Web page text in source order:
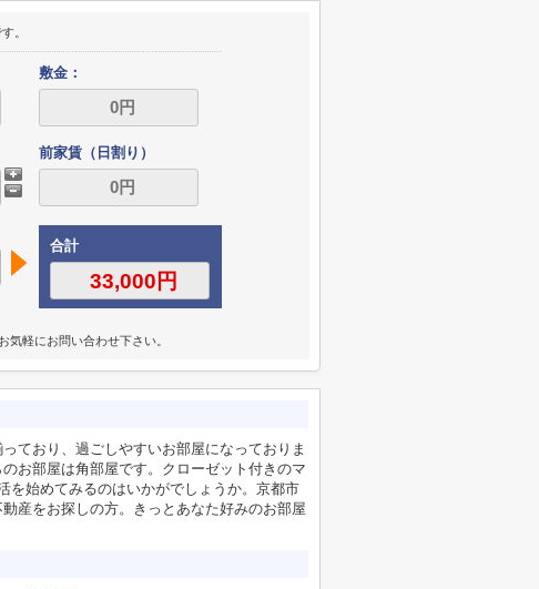
。
敷金：
前家賃（日割り）
合計
軽にお問い合わせ下さい。
ており、過ごしやすいお部屋になっておりま
お部屋は角部屋です。クローゼット付きのマ
を始めてみるのはいかがでしょうか。京都市
産をお探しの方。きっとあなた好みのお部屋